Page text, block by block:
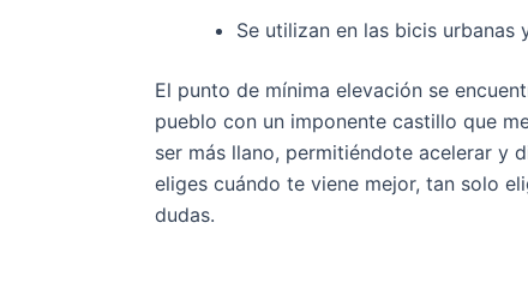
Se utilizan en las bicis urbanas
El punto de mínima elevación se
pueblo con un imponente castillo que
ser más llano, permitiéndote acelerar y
eliges cuándo te viene mejor, tan solo
dudas.